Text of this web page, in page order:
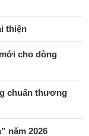
thiện
cho dòng
chuẩn thương
năm 2026